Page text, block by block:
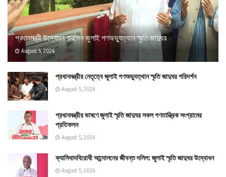
প্রধানমন্ত্রী উদ্বোধন করলেন জুলাই গণঅভ্যুত্থান স্মৃতি জাদুঘর
August 5, 2026
প্রধানমন্ত্রীর নেতৃত্বে জুলাই গণঅভ্যুত্থান স্মৃতি জাদুঘর পরিদর্শন
August 5, 2026
প্রধানমন্ত্রীর ভাষণে জুলাই স্মৃতি জাদুঘর সকল গণতান্ত্রিক সংগ্রামের
প্রতিফলন
August 5, 2026
ফ্যাসিবাদবিরোধী আন্দোলনের জীবন্ত দলিল: জুলাই স্মৃতি জাদুঘর উদ্বোধন
August 5, 2026